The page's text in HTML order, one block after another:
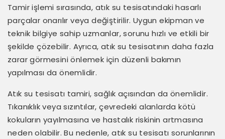
Tamir işlemi sırasında, atık su tesisatındaki hasarlı
parçalar onarılır veya değiştirilir. Uygun ekipman ve
teknik bilgiye sahip uzmanlar, sorunu hızlı ve etkili bir
şekilde çözebilir. Ayrıca, atık su tesisatının daha fazla
zarar görmesini önlemek için düzenli bakımın
yapılması da önemlidir.
Atık su tesisatı tamiri, sağlık açısından da önemlidir.
Tıkanıklık veya sızıntılar, çevredeki alanlarda kötü
kokuların yayılmasına ve hastalık riskinin artmasına
neden olabilir. Bu nedenle, atık su tesisatı sorunlarının